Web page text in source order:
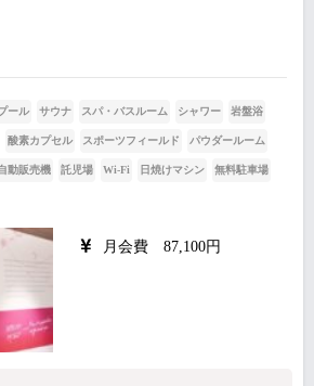
ール サウナ スパ・バスルーム シャワー 岩盤浴
酸素カプセル スポーツフィールド パウダールーム
動販売機 託児場 Wi-Fi 日焼けマシン 無料駐車場
月会費 87,100円